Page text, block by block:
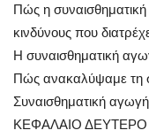
Πώς η
κινδύνους που
Η συναισθηματική
Πώς ανακαλύψαμε τη
Συναισθηματική
ΚΕΦΑΛΑΙΟ ΔΕΥΤΕΡΟ